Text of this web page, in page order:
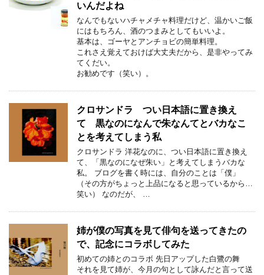
いんだよね
なんでもないハチャメチャ料理だけど、温かいご飯
にはもちろん、酒のつまみとしてもいいよ。
基本は、ゴーヤとアンチョビの簡単料理。
これさえ覚えておけば大丈夫だから、是非やってみ
てくだい。
お勧めです（笑い）。
クロサンドラ つい日本語に置き換え
て 黒なのになんで朱なんてとバカなこ
とを考えてしまう私
クロサンドラ 洋花なのに、つい日本語に置き換え
て、「黒なのになぜ朱い」と考えてしまうバカな
私。 ブログを書く時には、自分のことは「僕」
（その方がちょっと上品になると思っているから…
笑い） なのだが、 …
姉が僕の写真を見て俳句を送ってきたの
で、記念にコラボしてみた
初めての姉とのコラボ 先日アップした白鷺の舞
それを見て姉が、今月の句として詠んだと言って送